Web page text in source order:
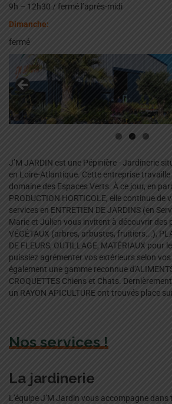
9h – 12h30 / fermé l’après-midi
Dimanche:
fermé
Notre pépinière/jardinerie
C'est par là!
J’M JARDIN est une Pépinière - Jardinerie
en Loire-Atlantique. Cette entreprise
domaine des Espaces Verts. À ce jour, en
PRODUCTION HORTICOLE, elle continue de
services en ENTRETIEN DE JARDINS (en
Marie et Julien vous invitent à découvrir des
VÉGÉTAUX (arbres, arbustes, fruitiers...),
DE FLEURS, OUTILLAGE, MATÉRIAUX pour
puissiez agrémenter vos extérieurs selon
également une gamme reconnue
CROQUETTES Chiens et Chats.
un RAYON APICULTURE ont trouvés place
Nos services !
La jardinerie
L'équipe J’M Jardin vous accompagne